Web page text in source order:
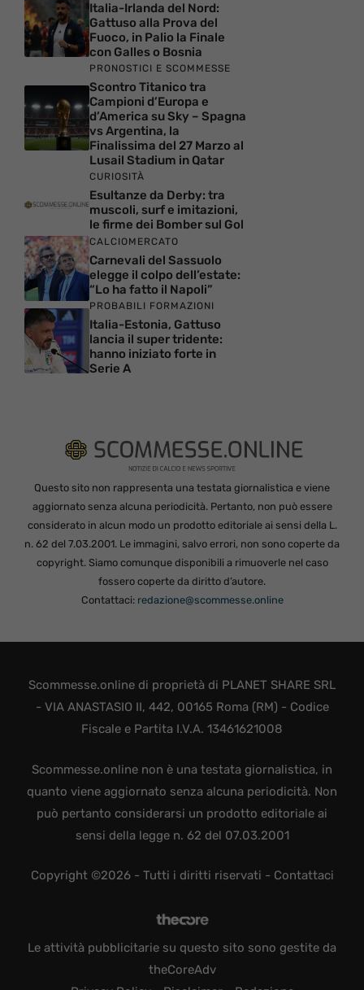
Italia-Irlanda del Nord:
Gattuso alla Prova del
Fuoco, in Palio la Finale
con Galles o Bosnia
PRONOSTICI E SCOMMESSE
Scontro Titanico tra
Campioni d’Europa e
d’America su Sky – Spagna
vs Argentina, la
Finalissima del 27 Marzo al
Lusail Stadium in Qatar
CURIOSITÀ
Esultanze da Derby: tra
muscoli, surf e imitazioni,
le firme dei Bomber sul Gol
CALCIOMERCATO
Carnevali del Sassuolo
elegge il colpo dell’estate:
“Lo ha fatto il Napoli”
PROBABILI FORMAZIONI
Italia-Estonia, Gattuso
lancia il super tridente:
hanno iniziato forte in
Serie A
Questo sito non rappresenta una testata giornalistica e viene
aggiornato senza alcuna periodicità. Pertanto, non può essere
considerato in alcun modo un prodotto editoriale ai sensi della L.
n. 62 del 7.03.2001. Le immagini, salvo errori, non sono coperte da
copyright. Siamo comunque disponibili a rimuoverle nel caso
fossero coperte da diritto d’autore.
Contattaci: redazione@scommesse.online
Scommesse.online di proprietà di PLANET SHARE SRL
- VIA ANASTASIO II, 442, 00165 Roma (RM) - Codice
Fiscale e Partita I.V.A. 13461621008
Scommesse.online non è una testata giornalistica, in
quanto viene aggiornato senza alcuna periodicità. Non
può pertanto considerarsi un prodotto editoriale ai
sensi della legge n. 62 del 07.03.2001
Copyright ©2026 - Tutti i diritti riservati - Contattaci
Le attività pubblicitarie su questo sito sono gestite da
theCoreAdv